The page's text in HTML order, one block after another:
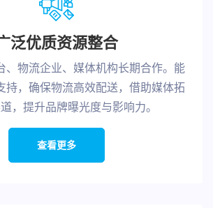
泛优质资源整合
、物流企业、媒体机构长期合作。能
持，确保物流高效配送，借助媒体拓
，提升品牌曝光度与影响力。
查看更多